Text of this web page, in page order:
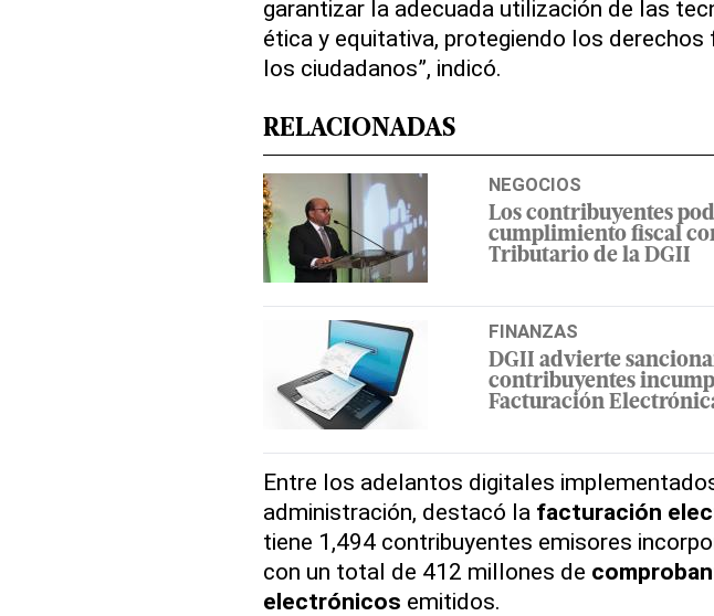
garantizar la adecuada utilización de las
ética y equitativa, protegiendo los
los ciudadanos”, indicó.
RELACIONADAS
NEGOCIOS
Los contribuyentes
cumplimiento fiscal
Tributario de la DGII
FINANZAS
DGII advierte
contribuyentes
Facturación
Entre los adelantos digitales
administración, destacó la facturación
tiene 1,494 contribuyentes emisores
con un total de 412 millones de
electrónicos emitidos.